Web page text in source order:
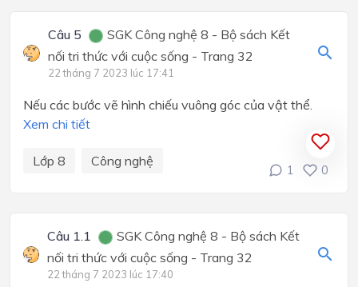
Câu 5
SGK Công nghệ 8 - Bộ sách Kết
nối tri thức với cuộc sống - Trang 32
22 tháng 7 2023 lúc 17:41
Nếu các bước vẽ hình chiếu vuông góc của vật thể.
Xem chi tiết
Lớp 8 Công nghệ
1 0
Câu 1.1
SGK Công nghệ 8 - Bộ sách Kết
nối tri thức với cuộc sống - Trang 32
22 tháng 7 2023 lúc 17:40